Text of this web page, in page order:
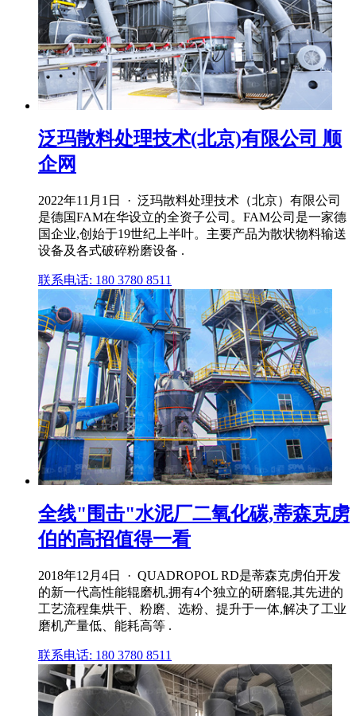
泛玛散料处理技术(北京)有限公司 顺
企网
2022年11月1日 · 泛玛散料处理技术（北京）有限公司
是德国FAM在华设立的全资子公司。FAM公司是一家德
国企业,创始于19世纪上半叶。主要产品为散状物料输送
设备及各式破碎粉磨设备 .
联系电话: 180 3780 8511
全线"围击"水泥厂二氧化碳,蒂森克虏
伯的高招值得一看
2018年12月4日 · QUADROPOL RD是蒂森克虏伯开发
的新一代高性能辊磨机,拥有4个独立的研磨辊,其先进的
工艺流程集烘干、粉磨、选粉、提升于一体,解决了工业
磨机产量低、能耗高等 .
联系电话: 180 3780 8511